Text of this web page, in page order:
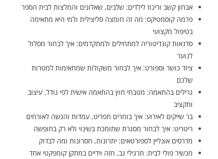
אבחון קשב וריכוז לילדים: שלבים, שאלונים והמלצות לבית הספר
פרמה קוסמטיקס: מה זה חומצה סליצילית ולמי היא מתאימה
בטיפול מקצועי
סדנאות קונדיטוריה למתחילים ולמתקדמים: איך לבחור מסלול
לנוער
ציוד כושר וספורט: איך לבחור משקולות שמתאימות למטרות
שלכם
גרילים בהתאמה: מטבחי חוץ בהתאמה אישית לפי גודל, עיצוב
ותקציב
בר שייקים לאירוע: איך בוחרים תפריט, עמדות והגשה לאורחים
ריטריט: איך לבחור מסגרת שתומכת בשינוי ולא רק בחופשה
מדרסים אונליין לספורטאים: יתרונות, חסרונות ומה לבדוק
מכשיר פולי לבית: תרגילי גב, חזה וידיים במתקן קומפקטי אחד